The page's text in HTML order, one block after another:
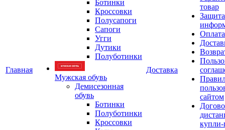
Главная
Ботинки
Кроссовки
Полусапоги
Сапоги
Угги
Дутики
Полуботинки
Мужская обувь
Демисезонная
обувь
Ботинки
Полуботинки
Кроссовки
Доставка
товар
Защита
Оплата
сайтом